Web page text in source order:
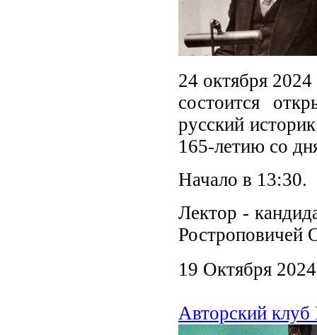
24 октября
состоится
русский
165-летию со
Начало в 13:30.
Лектор -
Ростроповичей
19 Октября 2024
Авторский клуб